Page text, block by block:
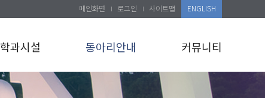
메인화면 로그인 사이트맵 ENGLISH
학과시설 동아리안내 커뮤니티